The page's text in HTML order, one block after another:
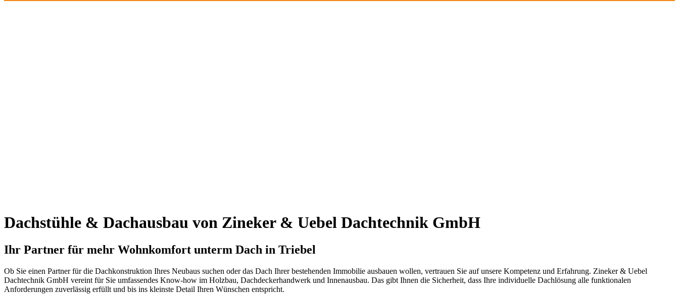
Dachstühle & Dachausbau von Zineker & Uebel Dachtechnik GmbH
Ihr Partner für mehr Wohnkomfort unterm Dach in Triebel
Ob Sie einen Partner für die Dachkonstruktion Ihres Neubaus suchen oder das Dach Ihrer bestehenden Immobilie ausbauen wollen, vertrauen Sie auf unsere Kompetenz und Erfahrung. Zineker & Uebel
Dachtechnik GmbH vereint für Sie umfassendes Know-how im Holzbau, Dachdeckerhandwerk und Innenausbau. Das gibt Ihnen die Sicherheit, dass Ihre individuelle Dachlösung alle funktionalen
Anforderungen zuverlässig erfüllt und bis ins kleinste Detail Ihren Wünschen entspricht.